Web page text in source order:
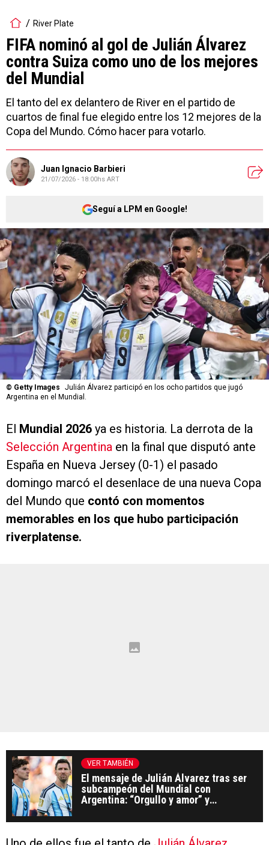
River Plate
FIFA nominó al gol de Julián Álvarez
contra Suiza como uno de los mejores
del Mundial
El tanto del ex delantero de River en el partido de
cuartos de final fue elegido entre los 12 mejores de la
Copa del Mundo. Cómo hacer para votarlo.
Juan Ignacio Barbieri
21/07/2026 - 18:00hs ART
Seguí a LPM en Google!
© Getty Images
Julián Álvarez participó en los ocho partidos que jugó
Argentina en el Mundial.
El Mundial 2026 ya es historia. La derrota de la
Selección Argentina en la final que disputó ante
España en Nueva Jersey (0-1) el pasado
domingo marcó el desenlace de una nueva Copa
del Mundo que contó con momentos
memorables en los que hubo participación
riverplatense.
VER TAMBIÉN
El mensaje de Julián Álvarez tras ser
subcampeón del Mundial con
Argentina: “Orgullo y amor” y